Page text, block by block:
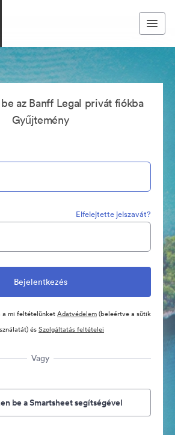
az Banff Legal privát fiókba
Gyűjtemény
Elfelejtette jelszavát?
a mi feltételünketAdatvédelem(beleértve a sütik
ésSzolgáltatás feltételei
Vagy
be a Smartsheet segítségével